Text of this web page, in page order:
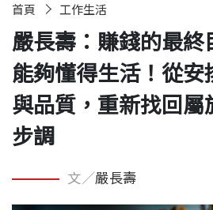
首頁 工作生活
嚴長壽：賺錢的最終
能夠懂得生活！從安
與品質，重新找回屬
步調
文／嚴長壽